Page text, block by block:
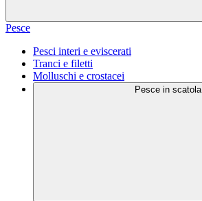
Pesce
Pesci interi e eviscerati
Tranci e filetti
Molluschi e crostacei
Pesce in scatola